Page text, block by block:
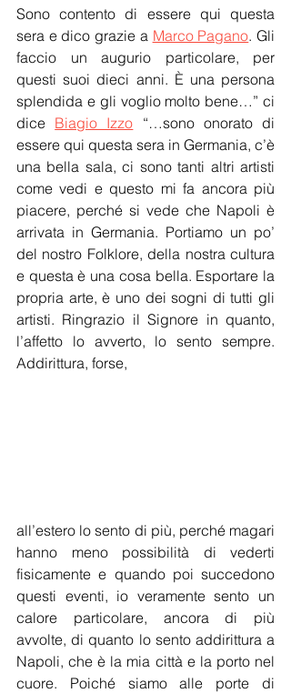
Sono contento di essere qui questa
sera e dico grazie a Marco Pagano. Gli
faccio un augurio particolare, per
questi suoi dieci anni. È una persona
splendida e gli voglio molto bene…” ci
dice Biagio Izzo “…sono onorato di
essere qui questa sera in Germania, c’è
una bella sala, ci sono tanti altri artisti
come vedi e questo mi fa ancora più
piacere, perché si vede che Napoli è
arrivata in Germania. Portiamo un po’
del nostro Folklore, della nostra cultura
e questa è una cosa bella. Esportare la
propria arte, è uno dei sogni di tutti gli
artisti. Ringrazio il Signore in quanto,
l’affetto lo avverto, lo sento sempre.
Addirittura, forse,
all’estero lo sento di più, perché magari
hanno meno possibilità di vederti
fisicamente e quando poi succedono
questi eventi, io veramente sento un
calore particolare, ancora di più
avvolte, di quanto lo sento addirittura a
Napoli, che è la mia città e la porto nel
cuore. Poiché siamo alle porte di